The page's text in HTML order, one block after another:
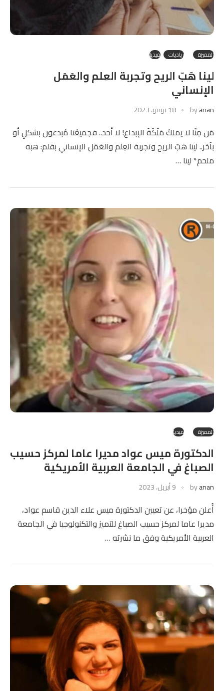
المميزة رياديات ميديا
لينا هَبّ الريح وتجربة العِلم والعَمَل
الإنساني
byanan 18 يونيو، 2023
مَن مِنّا لا يملكُ مَلَكَةَ الإبداع! لا أحد.. فجميعُنا مُبدعون بشكلٍ أو
بآخر.. لينا هَبّ الريح وتجربة العِلم والعَمَل الإنساني بقلم: هبه
ملحم* لينا …
المميزة ميديا
الدكتورة ميس عواد مديرا عاما لمركز حسيب
الصباغ في الجامعة العربية الأمريكية
byanan 9 أبريل، 2023
أُعلن مؤخرا، عن تعيين الدكتورة ميس علاء الدين قاسم عواد،
مديرا عاما لمركز حسيب الصباغ للتميز والتكنولوجيا في الجامعة
العربية الأمريكية وفق ما نشرته …